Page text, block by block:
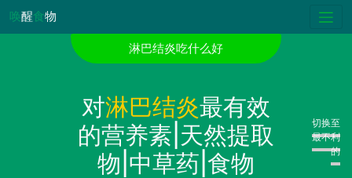
唤醒食物
淋巴结炎吃什么好
对淋巴结炎最有效
的营养素|天然提取
物|中草药|食物
切换至
最不利
的